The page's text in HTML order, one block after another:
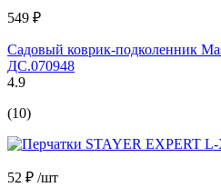
549 ₽
Садовый коврик-подколенник
ДС.070948
4.9
(10)
52 ₽ /шт